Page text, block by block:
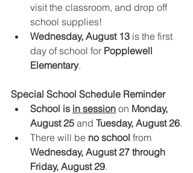
visit the classroom, and drop off
school supplies!
Wednesday, August 13 is the first
day of school for Popplewell
Elementary.
Special School Schedule Reminder
School is in session on Monday,
August 25 and Tuesday, August 26.
There will be no school from
Wednesday, August 27 through
Friday, August 29.